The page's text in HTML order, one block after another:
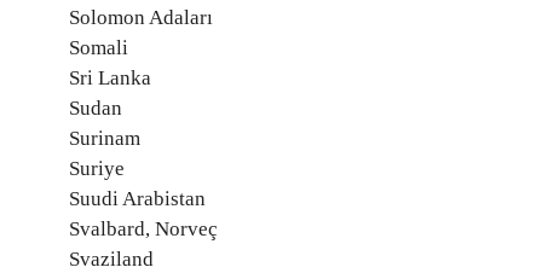
Solomon Adaları
Somali
Sri Lanka
Sudan
Surinam
Suriye
Suudi Arabistan
Svalbard, Norveç
Svaziland